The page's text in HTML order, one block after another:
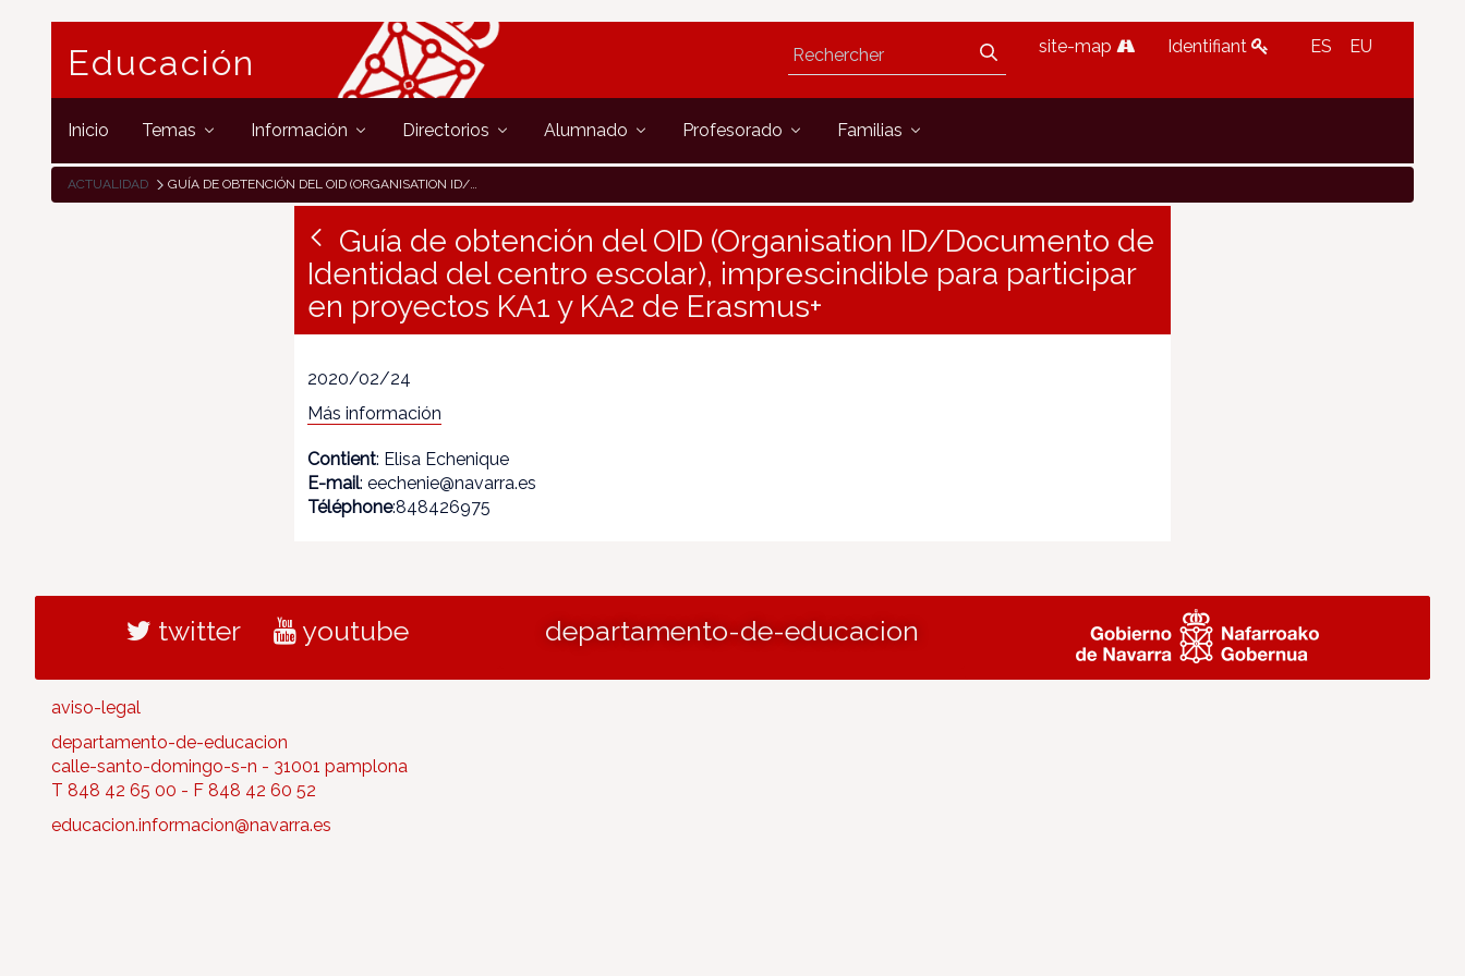
Educación site-map Identifiant ES EU
Inicio Temas Información Directorios Alumnado Profesorado Familias
ACTUALIDAD GUÍA DE OBTENCIÓN DEL OID (ORGANISATION ID/DOCUMENTO DE IDENTIDAD DEL CENTRO ESCOLAR), IMPRESCINDIBLE PARA PARTICIPAR EN PROYECTOS KA1 Y KA2 DE ERASMUS+
Guía de obtención del OID (Organisation ID/Documento de
Identidad del centro escolar), imprescindible para participar
en proyectos KA1 y KA2 de Erasmus+
2020/02/24
Más información
Contient: Elisa Echenique
E-mail: eechenie@navarra.es
Téléphone:848426975
twitter youtube departamento-de-educacion
aviso-legal
departamento-de-educacion
calle-santo-domingo-s-n - 31001 pamplona
T 848 42 65 00 - F 848 42 60 52
educacion.informacion@navarra.es